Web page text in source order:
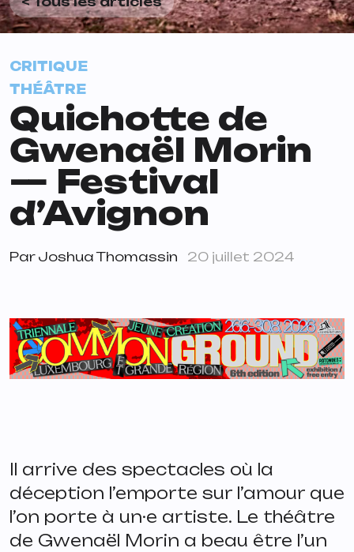
CRITIQUE
THÉÂTRE
Quichotte de
Gwenaël Morin
— Festival
d’Avignon
Par Joshua Thomassin 20 juillet 2024
Il arrive des spectacles où la
déception l’emporte sur l’amour que
l’on porte à un·e artiste. Le théâtre
de Gwenaël Morin a beau être l’un